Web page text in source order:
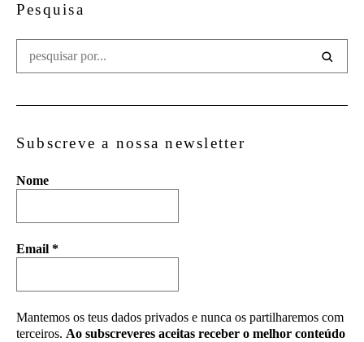
Pesquisa
Subscreve a nossa newsletter
Nome
Email *
Mantemos os teus dados privados e nunca os partilharemos com
terceiros. Ao subscreveres aceitas receber o melhor conteúdo